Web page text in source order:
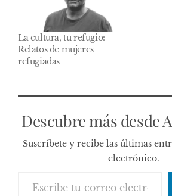
La cultura, tu refugio:
Relatos de mujeres
refugiadas
Descubre más desde
Suscríbete y recibe las últimas
electrónico.